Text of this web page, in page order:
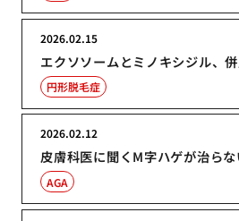
エクソソームとミノキシジル、
2026.02.15
円形脱毛症
皮膚科医に聞くM字ハゲが治ら
2026.02.12
AGA